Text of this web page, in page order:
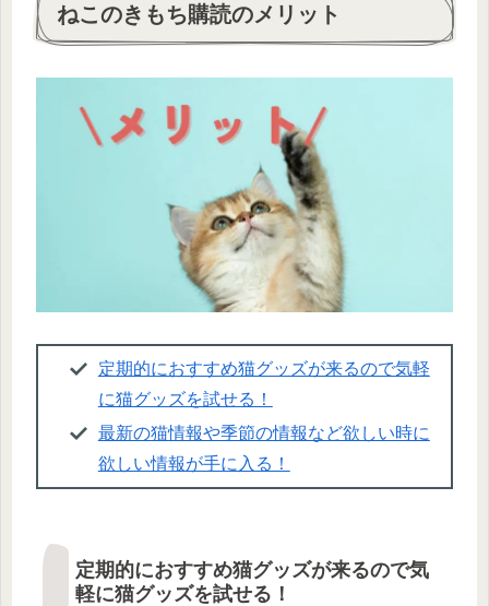
ねこのきもち購読のメリット
定期的におすすめ猫グッズが来るので気軽
に猫グッズを試せる！
最新の猫情報や季節の情報など欲しい時に
欲しい情報が手に入る！
定期的におすすめ猫グッズが来るので気
軽に猫グッズを試せる！